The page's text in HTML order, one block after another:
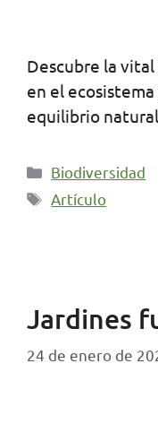
Descubre la
en el
equilibrio
Categorías
Biodiversidad
Etiquetas
Artículo
Jardines
24 de enero de